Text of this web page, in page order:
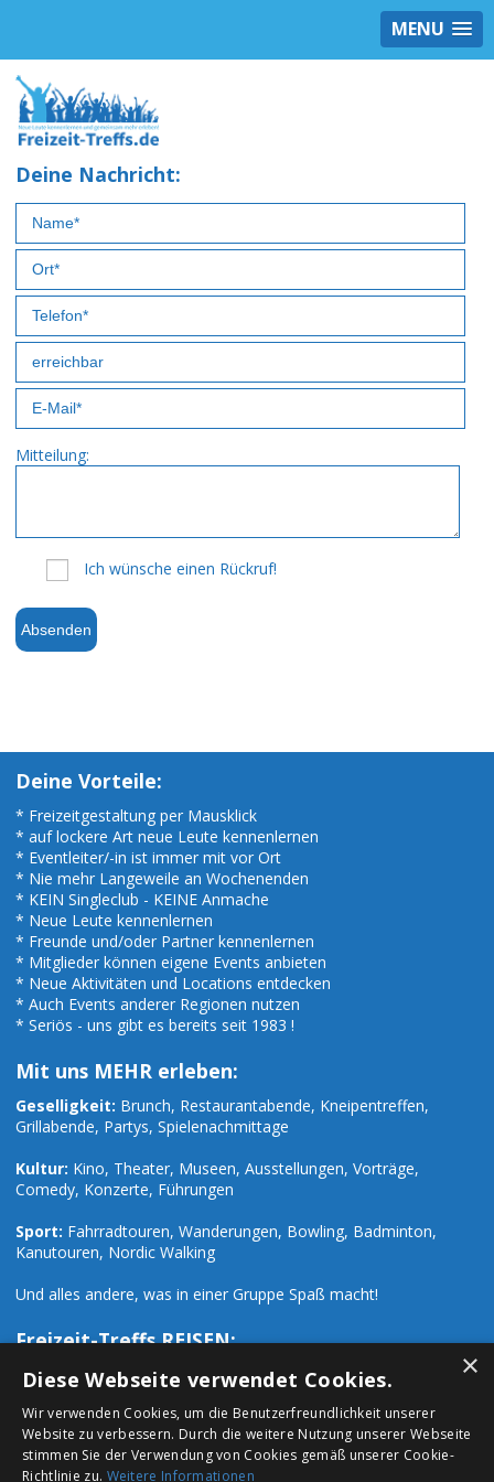
MENU
Deine Nachricht:
Mitteilung:
Ich wünsche einen Rückruf!
Absenden
Deine Vorteile:
* Freizeitgestaltung per Mausklick
* auf lockere Art neue Leute kennenlernen
* Eventleiter/-in ist immer mit vor Ort
* Nie mehr Langeweile an Wochenenden
* KEIN Singleclub - KEINE Anmache
* Neue Leute kennenlernen
* Freunde und/oder Partner kennenlernen
* Mitglieder können eigene Events anbieten
* Neue Aktivitäten und Locations entdecken
* Auch Events anderer Regionen nutzen
* Seriös - uns gibt es bereits seit 1983 !
Mit uns MEHR erleben:
Geselligkeit: Brunch, Restaurantabende, Kneipentreffen,
Grillabende, Partys, Spielenachmittage
Kultur: Kino, Theater, Museen, Ausstellungen, Vorträge,
Comedy, Konzerte, Führungen
Sport: Fahrradtouren, Wanderungen, Bowling, Badminton,
Kanutouren, Nordic Walking
Und alles andere, was in einer Gruppe Spaß macht!
Freizeit-Treffs REISEN:
Zusätzlich zu den zahlreichen Freizeit-Events organisieren wir
Städtetrips:Paris, London, Prag, Rom, Hamburg, Mailand u.a.
×
Diese Webseite verwendet Cookies.
Wir verwenden Cookies, um die Benutzerfreundlichkeit unserer
Website zu verbessern. Durch die weitere Nutzung unserer Webseite
stimmen Sie der Verwendung von Cookies gemäß unserer Cookie-
Richtlinie zu. Weitere Informationen